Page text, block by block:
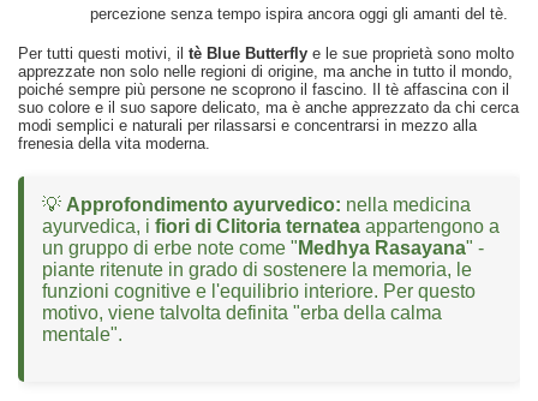
percezione senza tempo ispira ancora oggi gli amanti del tè.
Per tutti questi motivi, il tè Blue Butterfly e le sue proprietà sono molto
apprezzate non solo nelle regioni di origine, ma anche in tutto il mondo,
poiché sempre più persone ne scoprono il fascino. Il tè affascina con il
suo colore e il suo sapore delicato, ma è anche apprezzato da chi cerca
modi semplici e naturali per rilassarsi e concentrarsi in mezzo alla
frenesia della vita moderna.
💡 Approfondimento ayurvedico: nella medicina
ayurvedica, i fiori di Clitoria ternatea appartengono a
un gruppo di erbe note come " Medhya Rasayana" -
piante ritenute in grado di sostenere la memoria, le
funzioni cognitive e l'equilibrio interiore. Per questo
motivo, viene talvolta definita "erba della calma
mentale".